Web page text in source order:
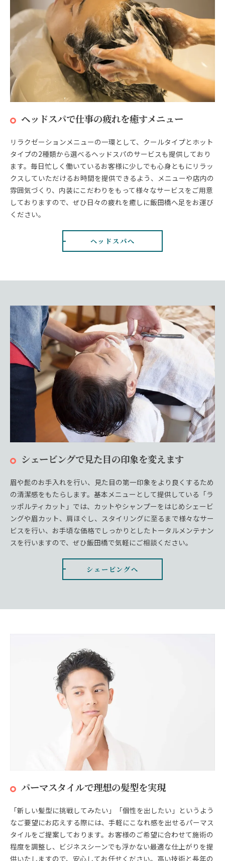
ヘッドスパで仕事の疲れを癒すメニュー
リラクゼーションメニューの一環として、クールタイプとホット
タイプの2種類から選べるヘッドスパのサービスも提供しており
ます。毎日忙しく働いているお客様に少しでも心身ともにリラッ
クスしていただけるお時間を提供できるよう、メニューや店内の
雰囲気づくり、内装にこだわりをもって様々なサービスをご用意
しておりますので、ぜひ日々の疲れを癒しに飯田橋へ足をお運び
ください。
ヘッドスパへ
シェービングで見た目の印象を変えます
眉や髭のお手入れを行い、見た目の第一印象をより良くするため
の清潔感をもたらします。基本メニューとして提供している「ラ
ッポルティカット」では、カットやシャンプーをはじめシェービ
ングや眉カット、肩ほぐし、スタイリングに至るまで様々なサー
ビスを行い、お手頃な価格でしっかりとしたトータルメンテナン
スを行いますので、ぜひ飯田橋で気軽にご相談ください。
シェービングへ
パーマスタイルで理想の髪型を実現
「新しい髪型に挑戦してみたい」「個性を出したい」というよう
なご要望にお応えする際には、手軽にこなれ感を出せるパーマス
タイルをご提案しております。お客様のご希望に合わせて施術の
程度を調整し、ビジネスシーンでも浮かない最適な仕上がりを提
供いたしますので、安心してお任せください。高い技術と長年の